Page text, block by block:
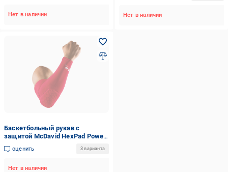
Нет в наличии Нет в наличии
Баскетбольный рукав с
защитой McDavid HexPad Power
Shooter Arm Sleeve S (10759_89)
оценить 3 варианта
Нет в наличии